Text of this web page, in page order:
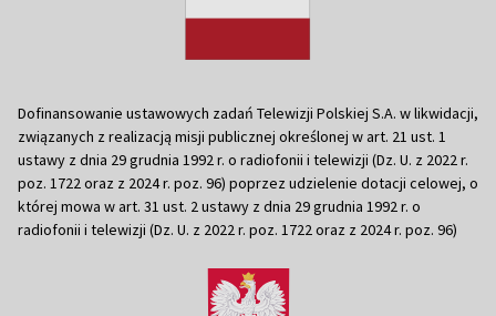
Dofinansowanie ustawowych zadań Telewizji Polskiej S.A. w likwidacji,
związanych z realizacją misji publicznej określonej w art. 21 ust. 1
ustawy z dnia 29 grudnia 1992 r. o radiofonii i telewizji (Dz. U. z 2022 r.
poz. 1722 oraz z 2024 r. poz. 96) poprzez udzielenie dotacji celowej, o
której mowa w art. 31 ust. 2 ustawy z dnia 29 grudnia 1992 r. o
radiofonii i telewizji (Dz. U. z 2022 r. poz. 1722 oraz z 2024 r. poz. 96)